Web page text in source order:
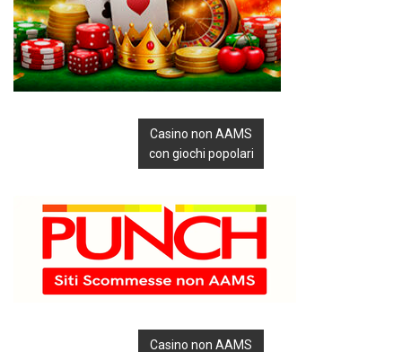
Casino non AAMS
con giochi popolari
Casino non AAMS